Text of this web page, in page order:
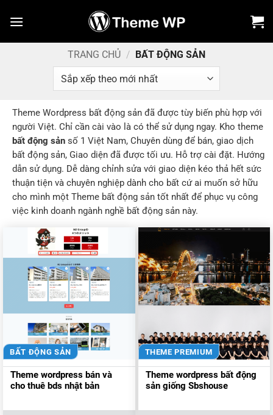
qua
TRANG CHỦ / BẤT ĐỘNG SẢN
Theme Wordpress bất động sản đã được tùy biến phù hợp với
người Việt. Chỉ cần cài vào là có thể sử dụng ngay. Kho theme
bất động sản số 1 Việt Nam, Chuyên dùng để bán, giao dịch
bất động sản, Giao diện đã được tối ưu. Hỗ trợ cài đặt. Hướng
dẫn sử dụng. Dễ dàng chỉnh sửa với giao diện kéo thả hết sức
thuận tiện và chuyên nghiệp dành cho bất cứ ai muốn sở hữu
cho mình một Theme bất động sản tốt nhất để phục vụ công
việc kinh doanh ngành nghề bất động sản này.
BẤT ĐỘNG SẢN
Theme wordpress bán và
cho thuê bds nhật bản
THEME PREMIUM
Theme wordpress bất động
sản giống Sbshouse